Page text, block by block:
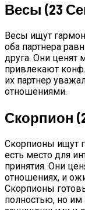
Весы (23
Весы ищут
оба партнера
друга. Они ценят
привлекают
их партнер
отношениями.
Скорпион
Скорпионы ищут
есть место для
принятия. Они
отношениях, и
Скорпионы
полностью, но им